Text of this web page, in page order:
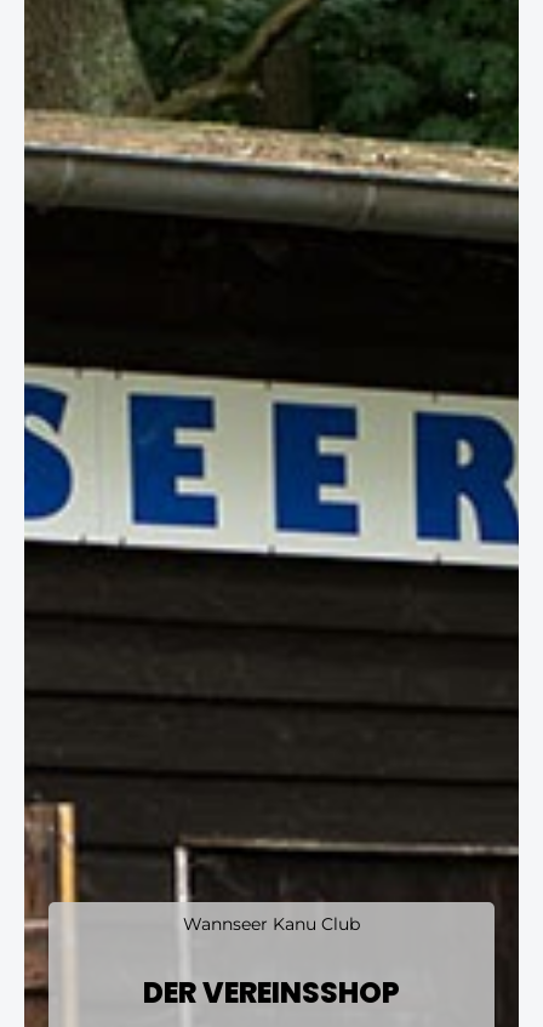
Wannseer Kanu Club
DER VEREINSSHOP